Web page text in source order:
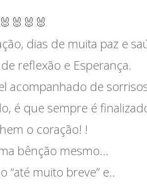
dias de muita paz e
reflexão e Esperança.
acompanhado de
é que sempre é
o coração! !
bênção mesmo…
“até muito breve” e..